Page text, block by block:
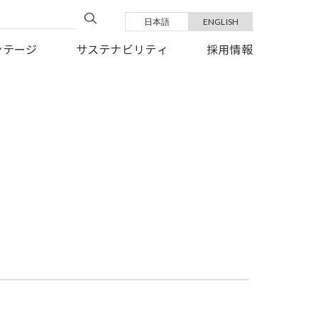
を、心よりお祈り申しあげます。
日本語 ENGLISH
ージ サステナビリティ 採用情報